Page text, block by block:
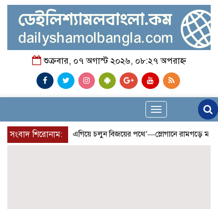
শুক্রবার, ০৭ অগাস্ট ২০২৬, ০৮:২৭ অপরাহ্ন
Toggle
navigation
সংবাদ শিরোনাম:
সুস্থতার জন্য, এগিয়ে চলুন বিজয়ের পথে’—স্লোগানে রামগড়ে